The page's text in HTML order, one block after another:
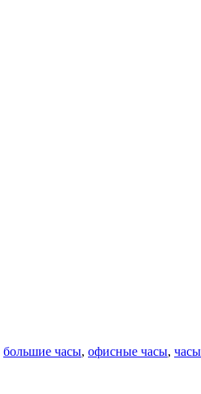
большие часы, офисные часы,